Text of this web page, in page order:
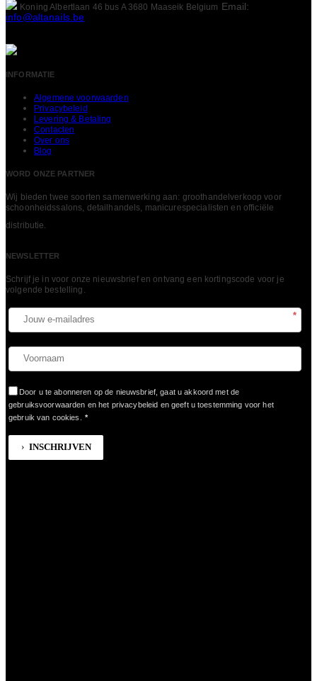
Koning Albertlaan 46 bus A 3680 Maaseik Belgium Email:
info@altanails.be
INFORMATIE
Algemene voorwaarden
Privacybeleid
Levering & Betaling
Contacten
Over ons
Blog
WORD ONZE PARTNER
Wij bieden twee soorten samenwerking aan: groothandelverkoop voor
schoonheidssalons, detailhandels, manicurespecialisten en officiële
distributie.
NEWSLETTER
Schrijf je in voor onze nieuwsbrief en ontvang een kortingscode voor je
volgende bestelling.​
*
Door u te abonneren op de nieuwsbrief, gaat u akkoord met de
gebruiksvoorwaarden en het privacybeleid en geeft u toestemming voor het
gebruik van cookies.
*
INSCHRIJVEN